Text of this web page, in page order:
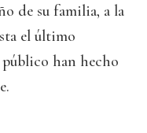
de su familia, a la
el último
han hecho